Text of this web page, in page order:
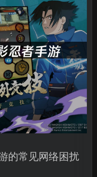
的常见网络困扰